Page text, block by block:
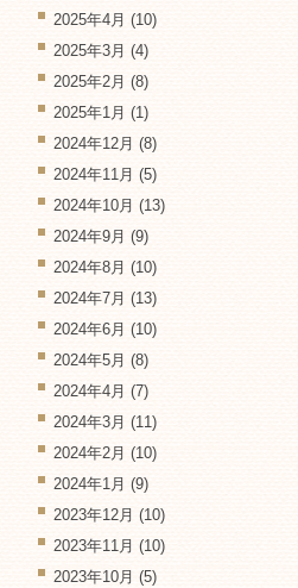
2025年4月 (10)
2025年3月 (4)
2025年2月 (8)
2025年1月 (1)
2024年12月 (8)
2024年11月 (5)
2024年10月 (13)
2024年9月 (9)
2024年8月 (10)
2024年7月 (13)
2024年6月 (10)
2024年5月 (8)
2024年4月 (7)
2024年3月 (11)
2024年2月 (10)
2024年1月 (9)
2023年12月 (10)
2023年11月 (10)
2023年10月 (5)